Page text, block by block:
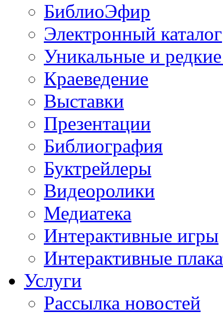
БиблиоЭфир
Электронный каталог
Уникальные и
Краеведение
Выставки
Презентации
Библиография
Буктрейлеры
Видеоролики
Медиатека
Интерактивные игры
Интерактивные
Услуги
Рассылка новостей